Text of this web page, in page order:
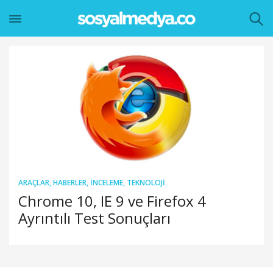
ARAÇLAR,HABERLER, İNCELEME, TEKNOLOJI
Chrome 10, IE 9 ve Firefox 4
Ayrıntılı Test Sonuçları